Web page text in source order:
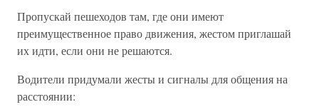
Пропускай пешеходов там, где они имеют
преимущественное право движения, жестом приглашай
их идти, если они не решаются.
Водители придумали жесты и сигналы для общения на
расстоянии: